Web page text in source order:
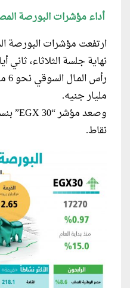
أداء مؤشرات البورصة
نهاية جلسة الثلاثاء، ثاني
مليار جنيه.
نقاط.